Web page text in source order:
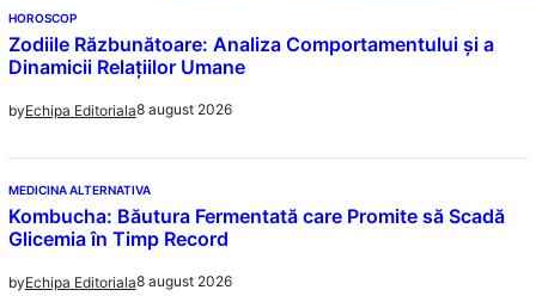
HOROSCOP
Zodiile Răzbunătoare: Analiza Comportamentului și a
Dinamicii Relațiilor Umane
byEchipa Editoriala8 august 2026
MEDICINA ALTERNATIVA
Kombucha: Băutura Fermentată care Promite să Scadă
Glicemia în Timp Record
byEchipa Editoriala8 august 2026